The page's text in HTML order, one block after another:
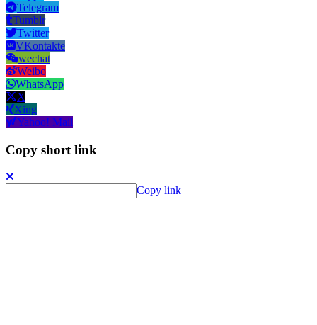
Telegram
Tumblr
Twitter
VKontakte
wechat
Weibo
WhatsApp
X
Xing
Yahoo! Mail
Copy short link
Copy link